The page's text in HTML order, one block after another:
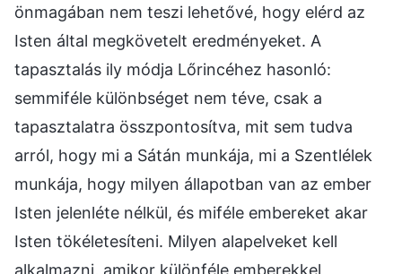
önmagában nem teszi lehetővé, hogy elérd az
Isten által megkövetelt eredményeket. A
tapasztalás ily módja Lőrincéhez hasonló:
semmiféle különbséget nem téve, csak a
tapasztalatra összpontosítva, mit sem tudva
arról, hogy mi a Sátán munkája, mi a Szentlélek
munkája, hogy milyen állapotban van az ember
Isten jelenléte nélkül, és miféle embereket akar
Isten tökéletesíteni. Milyen alapelveket kell
alkalmazni, amikor különféle emberekkel